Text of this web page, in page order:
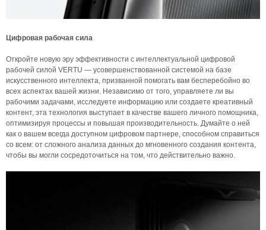
Цифровая рабочая сила
Откройте новую эру эффективности с интеллектуальной цифровой
рабочей силой VERTU — усовершенствованной системой на базе
искусственного интеллекта, призванной помогать вам бесперебойно во
всех аспектах вашей жизни. Независимо от того, управляете ли вы
рабочими задачами, исследуете информацию или создаете креативный
контент, эта технология выступает в качестве вашего личного помощника,
оптимизируя процессы и повышая производительность. Думайте о ней
как о вашем всегда доступном цифровом партнере, способном справиться
со всем: от сложного анализа данных до мгновенного создания контента,
чтобы вы могли сосредоточиться на том, что действительно важно.